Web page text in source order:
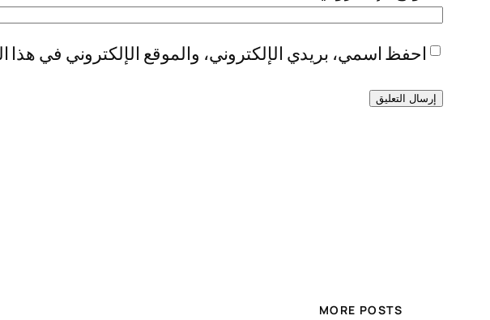
احفظ اسمي، بريدي الإلكتروني، والموقع الإلكتروني في هذا
MORE POSTS